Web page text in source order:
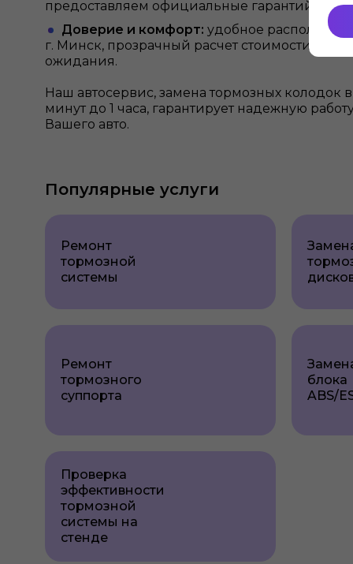
предоставляем официальные гарантийные
Доверие и комфорт: удобное
г. Минск, прозрачный расчет стоимости и
ожидания.
Наш автосервис, замена тормозных колодок
минут до 1 часа, гарантирует надежную
Вашего авто.
Популярные услуги
Ремонт
тормозной
системы
Ремонт
тормозного
суппорта
блока
ABS/
Проверка
эффективности
тормозной
системы на
стенде